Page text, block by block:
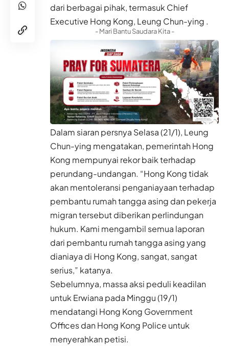
dari berbagai pihak, termasuk Chief
Executive Hong Kong, Leung Chun-ying .
- Mari Bantu Saudara Kita -
Dalam siaran persnya Selasa (21/1), Leung
Chun-ying mengatakan, pemerintah Hong
Kong mempunyai rekor baik terhadap
perundang-undangan. “Hong Kong tidak
akan mentoleransi penganiayaan terhadap
pembantu rumah tangga asing dan pekerja
migran tersebut diberikan perlindungan
hukum. Kami mengambil semua laporan
dari pembantu rumah tangga asing yang
dianiaya di Hong Kong, sangat, sangat
serius,” katanya.
Sebelumnya, massa aksi peduli keadilan
untuk Erwiana pada Minggu (19/1)
mendatangi Hong Kong Government
Offices dan Hong Kong Police untuk
menyerahkan petisi.